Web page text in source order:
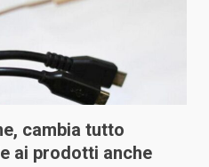
cambia tutto
ai prodotti anche